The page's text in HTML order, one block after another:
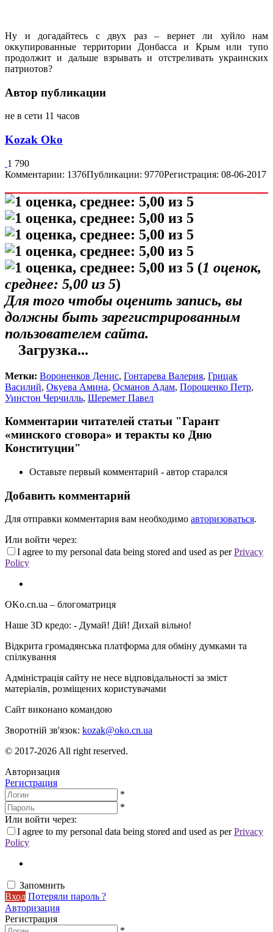
Ну и догадайтесь с двух раз – вернет ли хуйло нам
оккупированные территории Донбасса и Крым или тупо
продолжит и дальше взрывать и отстреливать украинских
патриотов?
Автор публикации
не в сети 11 часов
Kozak Oko
1 790
Комментарии: 1376Публикации: 9770Регистрация: 08-06-2017
(1 оценок,
среднее: 5,00 из 5)
Для того чтобы оценить запись, вы
должны быть зарегистрированным
пользователем сайта.
Загрузка...
Метки: Вороненков Денис, Гонтарева Валерия, Грицак
Василий, Окуева Амина, Османов Адам, Порошенко Петр,
Уинстон Черчилль, Шеремет Павел
Комментарии читателей статьи "Гарант
«минского сговора» и теракты ко Дню
Конституции"
Оставьте первый комментарий - автор старался
Добавить комментарий
Для отправки комментария вам необходимо авторизоваться.
Или войти через:
I agree to my personal data being stored and used as perPrivacy
Policy
OKo.cn.ua – блогоматриця
Наше 3D кредо: - Думай! Дій! Дихай вільно!
Відкрита громадянська платформа для обміну думками та
спілкування
Адміністрація сайту не несе відповідальності за зміст
матеріалів, розміщених користувачами
Сайт виконано командою
Зворотній зв'язок: kozak@oko.cn.ua
© 2017-2026 All right reserved.
Авторизация
Регистрация
*
*
Или войти через:
I agree to my personal data being stored and used as perPrivacy
Policy
Запомнить
Вход Потеряли пароль ?
Авторизация
Регистрация